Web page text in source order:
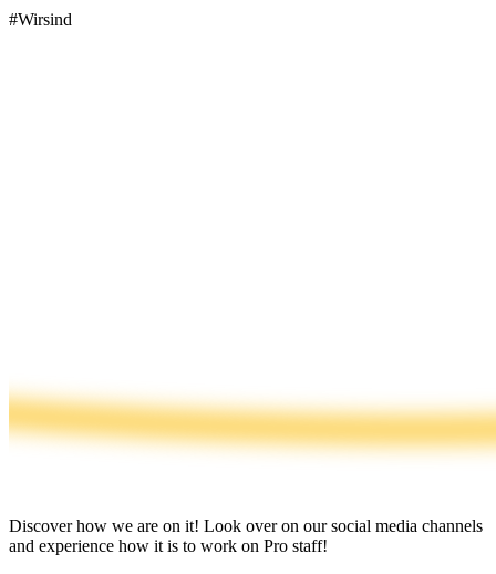
#Wirsind
Discover how we are on it! Look over on our social media channels
and experience how it is to work on Pro staff!